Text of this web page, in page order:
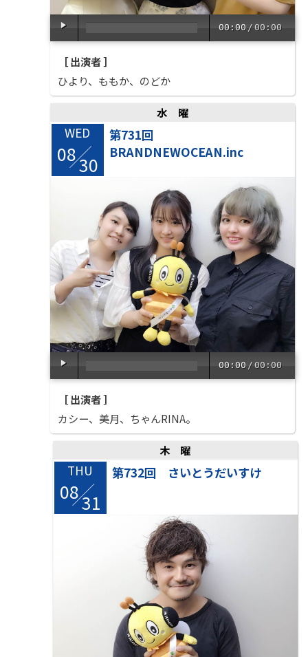
00:00 /00:00
［ 出演者 ］
ひより、ももか、のどか
水曜
WED
0830
第731回
BRANDNEWOCEAN.inc
00:00 /00:00
［ 出演者 ］
カシー、美月、ちゃんRINA。
木曜
THU
0831
第732回 さいとうだいすけ